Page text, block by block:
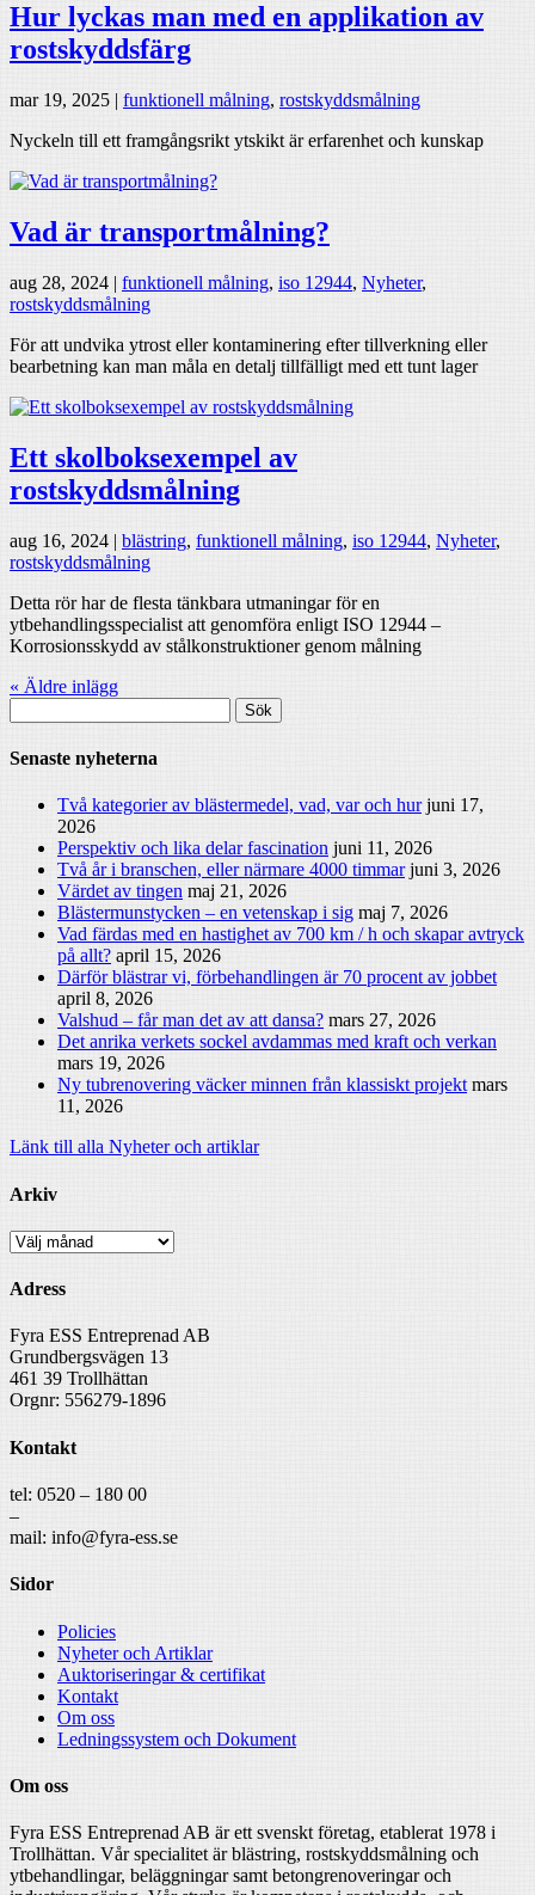
Hur lyckas man med en applikation av
rostskyddsfärg
mar 19, 2025 | funktionell målning, rostskyddsmålning
Nyckeln till ett framgångsrikt ytskikt är erfarenhet och kunskap
Vad är transportmålning?
aug 28, 2024 | funktionell målning, iso 12944, Nyheter,
rostskyddsmålning
För att undvika ytrost eller kontaminering efter tillverkning eller
bearbetning kan man måla en detalj tillfälligt med ett tunt lager
Ett skolboksexempel av
rostskyddsmålning
aug 16, 2024 | blästring, funktionell målning, iso 12944, Nyheter,
rostskyddsmålning
Detta rör har de flesta tänkbara utmaningar för en
ytbehandlingsspecialist att genomföra enligt ISO 12944 –
Korrosionsskydd av stålkonstruktioner genom målning
« Äldre inlägg
efter:
Senaste nyheterna
Två kategorier av blästermedel, vad, var och hur juni 17,
2026
Perspektiv och lika delar fascination juni 11, 2026
Två år i branschen, eller närmare 4000 timmar juni 3, 2026
Värdet av tingen maj 21, 2026
Blästermunstycken – en vetenskap i sig maj 7, 2026
Vad färdas med en hastighet av 700 km / h och skapar avtryck
på allt? april 15, 2026
Därför blästrar vi, förbehandlingen är 70 procent av jobbet
april 8, 2026
Valshud – får man det av att dansa? mars 27, 2026
Det anrika verkets sockel avdammas med kraft och verkan
mars 19, 2026
Ny tubrenovering väcker minnen från klassiskt projekt mars
11, 2026
Länk till alla Nyheter och artiklar
Arkiv
Arkiv
Adress
Fyra ESS Entreprenad AB
Grundbergsvägen 13
461 39 Trollhättan
Orgnr: 556279-1896
Kontakt
tel: 0520 – 180 00
–
mail: info@fyra-ess.se
Sidor
Policies
Nyheter och Artiklar
Auktoriseringar & certifikat
Kontakt
Om oss
Ledningssystem och Dokument
Om oss
Fyra ESS Entreprenad AB är ett svenskt företag, etablerat 1978 i
Trollhättan. Vår specialitet är blästring, rostskyddsmålning och
ytbehandlingar, beläggningar samt betongrenoveringar och